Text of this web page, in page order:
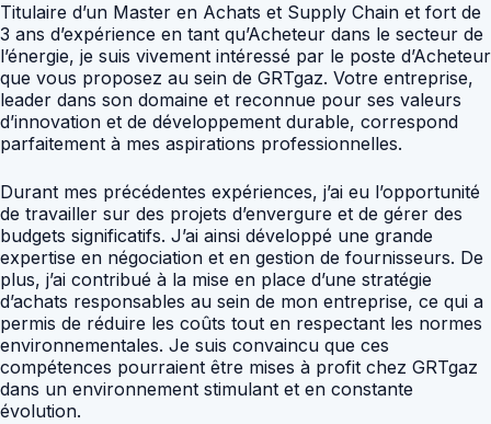
Titulaire d’un Master en Achats et Supply Chain et fort de
3 ans d’expérience en tant qu’Acheteur dans le secteur de
l’énergie, je suis vivement intéressé par le poste d’Acheteur
que vous proposez au sein de GRTgaz. Votre entreprise,
leader dans son domaine et reconnue pour ses valeurs
d’innovation et de développement durable, correspond
parfaitement à mes aspirations professionnelles.
Durant mes précédentes expériences, j’ai eu l’opportunité
de travailler sur des projets d’envergure et de gérer des
budgets significatifs. J’ai ainsi développé une grande
expertise en négociation et en gestion de fournisseurs. De
plus, j’ai contribué à la mise en place d’une stratégie
d’achats responsables au sein de mon entreprise, ce qui a
permis de réduire les coûts tout en respectant les normes
environnementales. Je suis convaincu que ces
compétences pourraient être mises à profit chez GRTgaz
dans un environnement stimulant et en constante
évolution.